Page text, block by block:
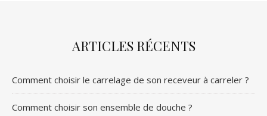
ARTICLES RÉCENTS
Comment choisir le carrelage de son receveur à carreler ?
Comment choisir son ensemble de douche ?